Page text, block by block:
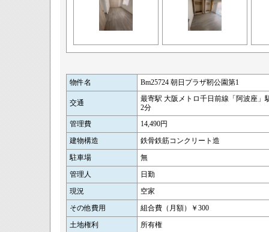
物件名 Bm25724 朝日プラザ靭公園第1
交通
最寄駅 大阪メトロ千日前線「阿波座」
2分
管理費
14,490円
建物構造
鉄骨鉄筋コンクリート造
駐車場
無
管理人
日勤
現況
空家
その他費用
組合費（月額）￥300
土地権利
所有権